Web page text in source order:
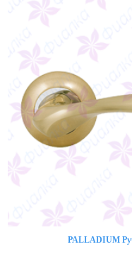
PALLADIUM